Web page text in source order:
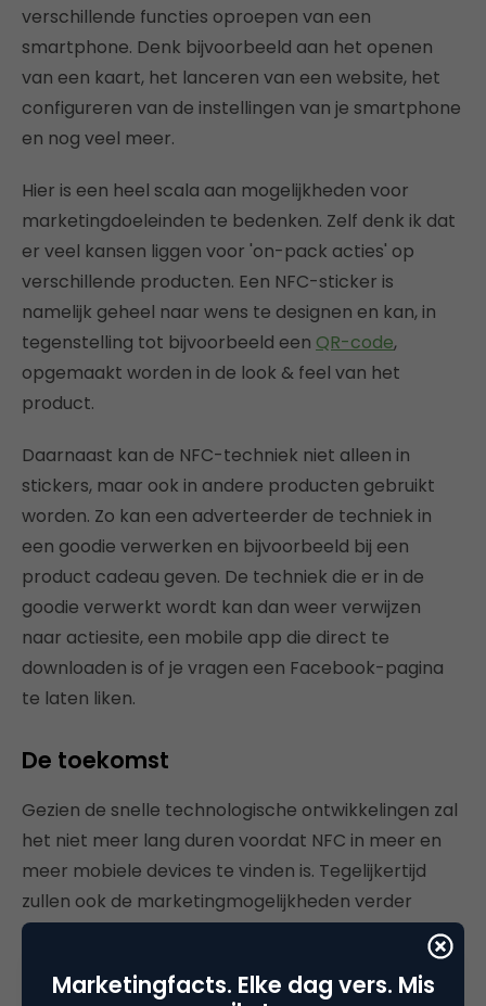
verschillende functies oproepen van een
smartphone. Denk bijvoorbeeld aan het openen
van een kaart, het lanceren van een website, het
configureren van de instellingen van je smartphone
en nog veel meer.
Hier is een heel scala aan mogelijkheden voor
marketingdoeleinden te bedenken. Zelf denk ik dat
er veel kansen liggen voor 'on-pack acties' op
verschillende producten. Een NFC-sticker is
namelijk geheel naar wens te designen en kan, in
tegenstelling tot bijvoorbeeld een QR-code,
opgemaakt worden in de look & feel van het
product.
Daarnaast kan de NFC-techniek niet alleen in
stickers, maar ook in andere producten gebruikt
worden. Zo kan een adverteerder de techniek in
een goodie verwerken en bijvoorbeeld bij een
product cadeau geven. De techniek die er in de
goodie verwerkt wordt kan dan weer verwijzen
naar actiesite, een mobile app die direct te
downloaden is of je vragen een Facebook-pagina
te laten liken.
De toekomst
Gezien de snelle technologische ontwikkelingen zal
het niet meer lang duren voordat NFC in meer en
meer mobiele devices te vinden is. Tegelijkertijd
zullen ook de marketingmogelijkheden verder
onderzocht worden. Toch is het altijd de vraag hoe
Augmented realityis ook iets wat ontzettend veel
Marketingfacts. Elke dag vers. Mis